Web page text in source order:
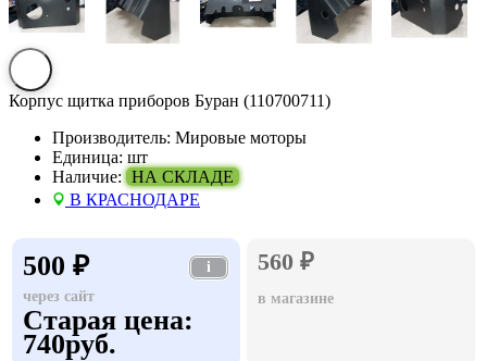
Корпус щитка приборов Буран (110700711)
Производитель: Мировые моторы
Единица: шт
Наличие: НА СКЛАДЕ
В КРАСНОДАРЕ
500 ₽
i
через сайт
Старая цена:
740руб.
560 ₽
в магазине